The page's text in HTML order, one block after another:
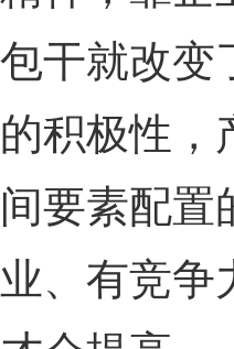
包干就改变
的积极性，
间要素配置
业、有竞争